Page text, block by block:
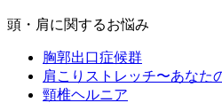
頭・肩に関するお悩み
胸郭出口症候群
肩こりストレッチ〜あなた
頸椎ヘルニア